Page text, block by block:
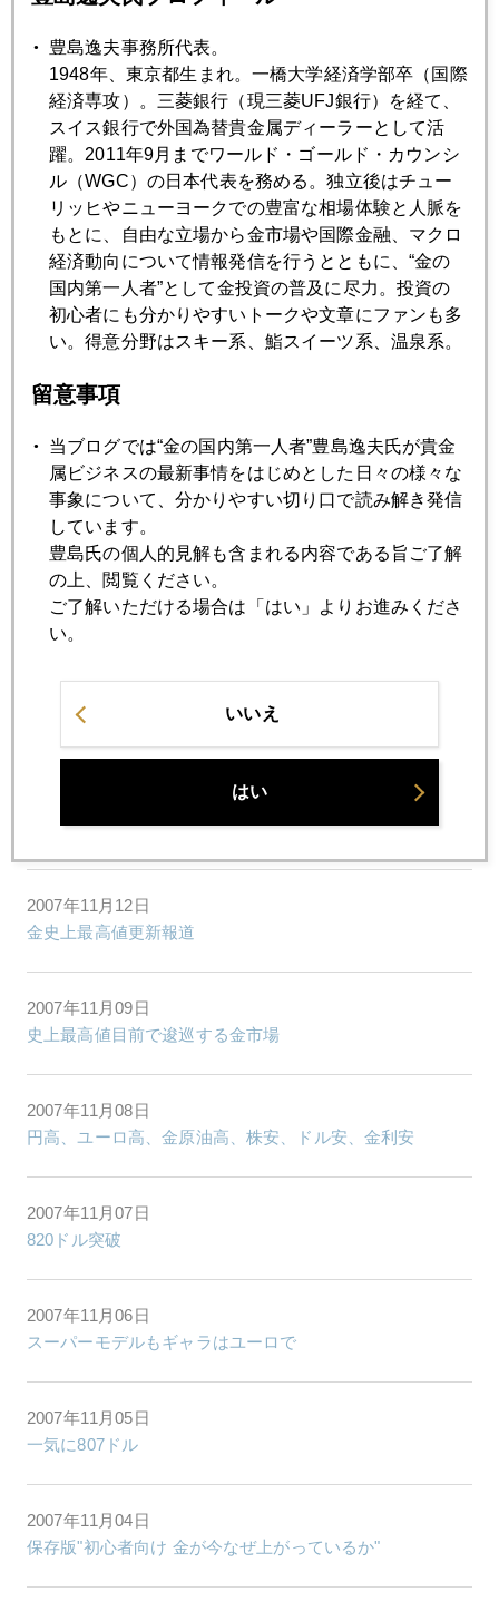
連休中も続騰
2007年11月22日
マーケットが忘れかけていること
2007年11月21日
金 急反騰
2007年11月20日
リスクの連鎖 パート２
2007年11月19日
2007年11月16日
818ドルまで急騰後、786ドルまで急落
2007年11月15日
最新金需給四季報（7－9月期）
マーケットの潮流に変化の兆し
800ドル割れ
2007年11月12日
金史上最高値更新報道
2007年11月09日
史上最高値目前で逡巡する金市場
2007年11月08日
円高、ユーロ高、金原油高、株安、ドル安、金利安
2007年11月07日
820ドル突破
2007年11月06日
スーパーモデルもギャラはユーロで
2007年11月05日
一気に807ドル
2007年11月04日
保存版"初心者向け 金が今なぜ上がっているか"
豊島逸夫事務所代表。
1948年、東京都生まれ。一橋大学経済学部卒（国際
経済専攻）。三菱銀行（現三菱UFJ銀行）を経て、
スイス銀行で外国為替貴金属ディーラーとして活
躍。2011年9月までワールド・ゴールド・カウンシ
ル（WGC）の日本代表を務める。独立後はチュー
リッヒやニューヨークでの豊富な相場体験と人脈を
もとに、自由な立場から金市場や国際金融、マクロ
経済動向について情報発信を行うとともに、“金の
国内第一人者”として金投資の普及に尽力。投資の
初心者にも分かりやすいトークや文章にファンも多
い。得意分野はスキー系、鮨スイーツ系、温泉系。
留意事項
当ブログでは“金の国内第一人者”豊島逸夫氏が貴金
属ビジネスの最新事情をはじめとした日々の様々な
事象について、分かりやすい切り口で読み解き発信
しています。
豊島氏の個人的見解も含まれる内容である旨ご了解
の上、閲覧ください。
ご了解いただける場合は「はい」よりお進みくださ
い。
いいえ
はい